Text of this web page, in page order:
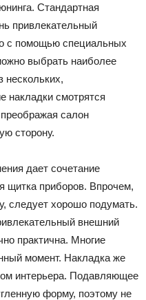
Стандартная
привлекательный
с помощью специальных
выбрать наиболее
нескольких,
накладки смотрятся
салон
сторону.
дает сочетание
щитка приборов. Впрочем,
следует хорошо подумать.
внешний
практична. Многие
момент. Накладка же
интерьера. Подавляющее
форму, поэтому не